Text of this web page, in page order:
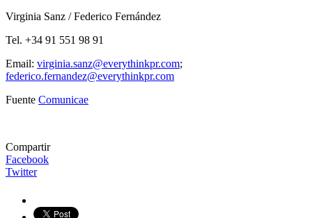
Virginia Sanz / Federico Fernández
Tel. +34 91 551 98 91
Email: virginia.sanz@everythinkpr.com;
federico.fernandez@everythinkpr.com
Fuente Comunicae
Compartir
Facebook
Twitter